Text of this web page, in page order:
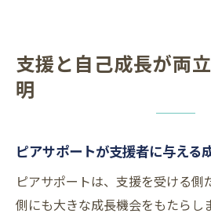
支援と自己成長が両
明
ピアサポートが支援者に与える
ピアサポートは、支援を受ける側
側にも大きな成長機会をもたらし